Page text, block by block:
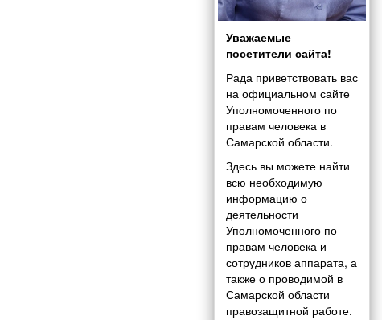
Уважаемые
посетители сайта!
Рада приветствовать вас
на официальном сайте
Уполномоченного по
правам человека в
Самарской области.
Здесь вы можете найти
всю необходимую
информацию о
деятельности
Уполномоченного по
правам человека и
сотрудников аппарата, а
также о проводимой в
Самарской области
правозащитной работе.